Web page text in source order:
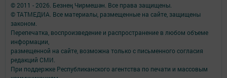
© 2011 - 2026. Безнең Чирмешән. Все права защищены.
© ТАТМЕДИА. Все материалы, размещенные на сайте, защищены
законом.
Перепечатка, воспроизведение и распространение в любом объеме
информации,
размещенной на сайте, возможна только с письменного согласия
редакций СМИ.
При поддержке Республиканского агентства по печати и массовым